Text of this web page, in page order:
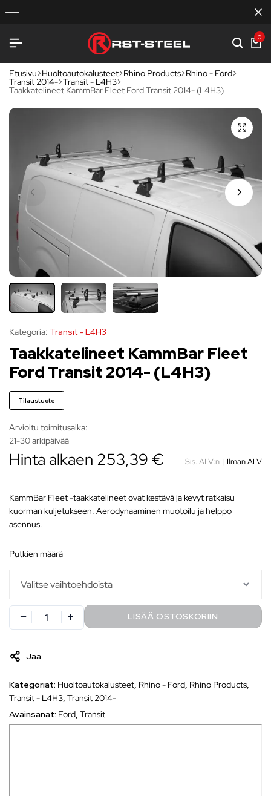
0
Etusivu Huoltoautokalusteet Rhino Products Rhino - Ford
Transit 2014- Transit - L4H3
Taakkatelineet KammBar Fleet Ford Transit 2014- (L4H3)
Kategoria: Transit - L4H3
Taakkatelineet KammBar Fleet
Ford Transit 2014- (L4H3)
Tilaustuote
Arvioitu toimitusaika:
21-30 arkipäivää
Hinta alkaen 253,39 € Sis. ALV:n | Ilman ALV
KammBar Fleet -taakkatelineet ovat kestävä ja kevyt ratkaisu
kuorman kuljetukseen. Aerodynaaminen muotoilu ja helppo
asennus.
putkien määrä
LISÄÄ OSTOSKORIIN
Jaa
Kategoriat: Huoltoautokalusteet, Rhino - Ford, Rhino Products,
Transit - L4H3, Transit 2014-
Avainsanat: Ford, Transit